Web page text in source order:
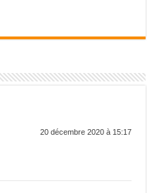
20 décembre 2020 à 15:17